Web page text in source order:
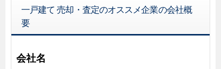
一戸建て 売却・査定のオススメ企業の会社概
要
会社名